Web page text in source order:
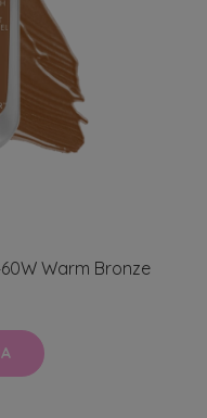
Warm Bronze